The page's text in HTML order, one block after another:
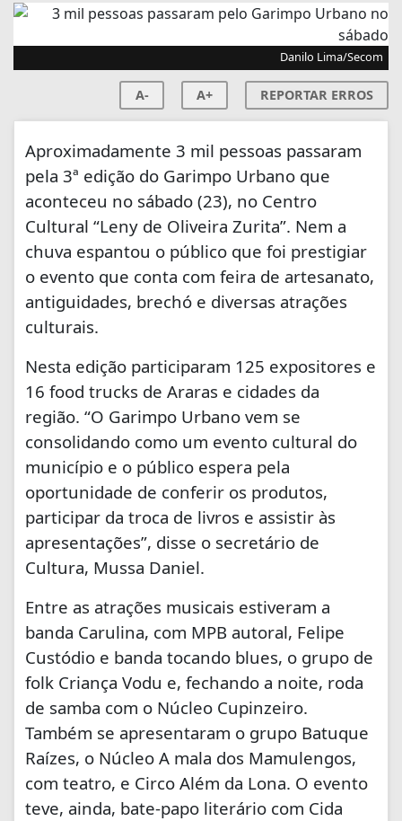
Danilo Lima/Secom
A- A+ REPORTAR ERROS
Aproximadamente 3 mil pessoas passaram
pela 3ª edição do Garimpo Urbano que
aconteceu no sábado (23), no Centro
Cultural “Leny de Oliveira Zurita”. Nem a
chuva espantou o público que foi prestigiar
o evento que conta com feira de artesanato,
antiguidades, brechó e diversas atrações
culturais.
Nesta edição participaram 125 expositores e
16 food trucks de Araras e cidades da
região. “O Garimpo Urbano vem se
consolidando como um evento cultural do
município e o público espera pela
oportunidade de conferir os produtos,
participar da troca de livros e assistir às
apresentações”, disse o secretário de
Cultura, Mussa Daniel.
Entre as atrações musicais estiveram a
banda Carulina, com MPB autoral, Felipe
Custódio e banda tocando blues, o grupo de
folk Criança Vodu e, fechando a noite, roda
de samba com o Núcleo Cupinzeiro.
Também se apresentaram o grupo Batuque
Raízes, o Núcleo A mala dos Mamulengos,
com teatro, e Circo Além da Lona. O evento
teve, ainda, bate-papo literário com Cida